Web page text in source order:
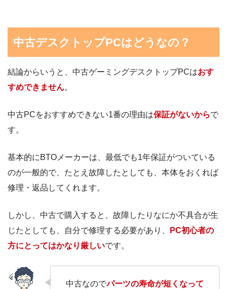
中古デスクトップPCはどうなの？
結論からいうと、中古ゲーミングデスクトップPCはおす
すめできません。
中古PCをおすすめできない1番の理由は保証がないからで
す。
基本的にBTOメーカーは、最低でも1年保証がついている
のが一般的で、たとえ故障したとしても、本体をおくれば
修理・返品してくれます。
しかし、中古で購入すると、故障したりなにか不具合が生
じたとしても、自分で修理する必要があり、
PC初心者の
方にとってはかなり厳しいです。
中古なのでパーツの寿命が短くなって